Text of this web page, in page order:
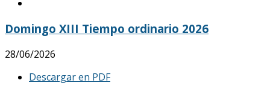
Domingo XIII Tiempo ordinario 2026
28/06/2026
Descargar en PDF